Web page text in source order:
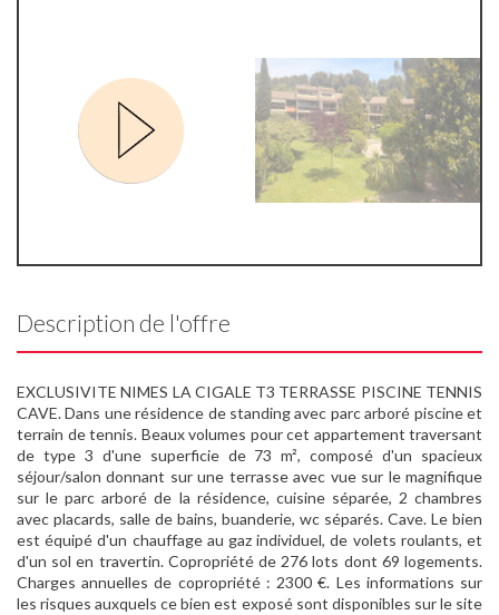
Description de l'offre
EXCLUSIVITE NIMES LA CIGALE T3 TERRASSE PISCINE TENNIS
CAVE. Dans une résidence de standing avec parc arboré piscine et
terrain de tennis. Beaux volumes pour cet appartement traversant
de type 3 d'une superficie de 73 m², composé d'un spacieux
séjour/salon donnant sur une terrasse avec vue sur le magnifique
sur le parc arboré de la résidence, cuisine séparée, 2 chambres
avec placards, salle de bains, buanderie, wc séparés. Cave. Le bien
est équipé d'un chauffage au gaz individuel, de volets roulants, et
d'un sol en travertin. Copropriété de 276 lots dont 69 logements.
Charges annuelles de copropriété : 2300 €. Les informations sur
les risques auxquels ce bien est exposé sont disponibles sur le site